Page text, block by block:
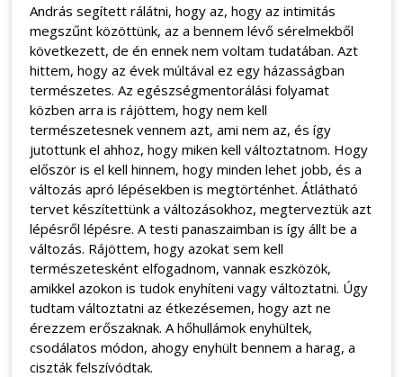
András segített rálátni, hogy az, hogy az intimitás
megszűnt közöttünk, az a bennem lévő sérelmekből
következett, de én ennek nem voltam tudatában. Azt
hittem, hogy az évek múltával ez egy házasságban
természetes. Az egészségmentorálási folyamat
közben arra is rájöttem, hogy nem kell
természetesnek vennem azt, ami nem az, és így
jutottunk el ahhoz, hogy miken kell változtatnom. Hogy
először is el kell hinnem, hogy minden lehet jobb, és a
változás apró lépésekben is megtörténhet. Átlátható
tervet készítettünk a változásokhoz, megterveztük azt
lépésről lépésre. A testi panaszaimban is így állt be a
változás. Rájöttem, hogy azokat sem kell
természetesként elfogadnom, vannak eszközök,
amikkel azokon is tudok enyhíteni vagy változtatni. Úgy
tudtam változtatni az étkezésemen, hogy azt ne
érezzem erőszaknak. A hőhullámok enyhültek,
csodálatos módon, ahogy enyhült bennem a harag, a
ciszták felszívódtak.